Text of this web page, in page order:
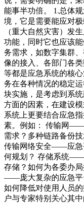
能事半功倍。 1.总体
境，它是需要能应对
（重大自然灾害）发
功能，同时它也应该
务需求，如数字集群
像的接入、各部门各
等都是应急系统的核
务在各种情况的稳定
块实施，是考虑到系
方面的因素，在建设
系统上更要结合应急
素。例如： 传输网――
需求？多种链路备份
传输网络安全――应急
何规划？ 存储系统――
存储？如何为各委办
――庞大复杂的应急平
如何降低对使用人员
户与专家特别关心其